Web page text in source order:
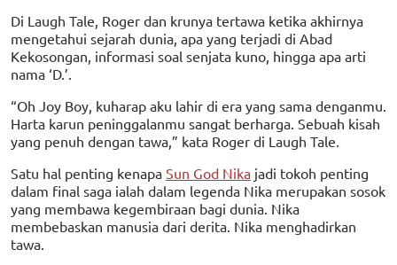
Di Laugh Tale, Roger dan krunya tertawa ketika akhirnya
mengetahui sejarah dunia, apa yang terjadi di Abad
Kekosongan, informasi soal senjata kuno, hingga apa arti
nama ‘D.’.
“Oh Joy Boy, kuharap aku lahir di era yang sama denganmu.
Harta karun peninggalanmu sangat berharga. Sebuah kisah
yang penuh dengan tawa,” kata Roger di Laugh Tale.
Satu hal penting kenapa Sun God Nika jadi tokoh penting
dalam final saga ialah dalam legenda Nika merupakan sosok
yang membawa kegembiraan bagi dunia. Nika
membebaskan manusia dari derita. Nika menghadirkan
tawa.